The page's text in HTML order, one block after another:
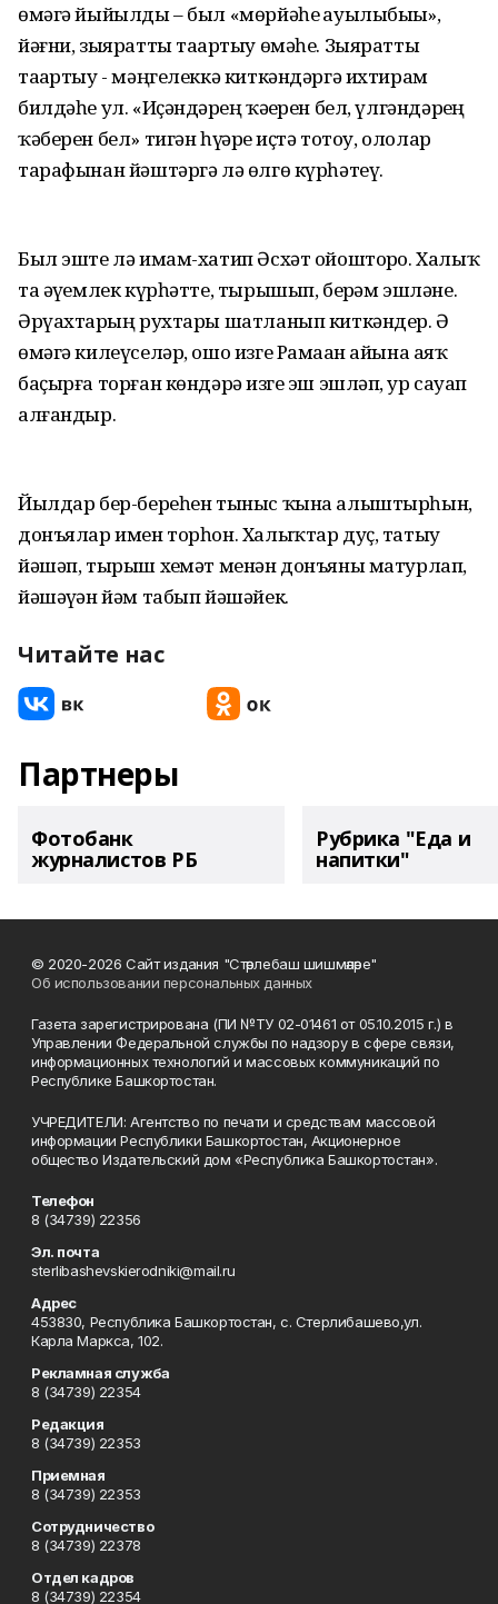
өмәгә йыйылды – был «мөрйәһеҙ ауылыбыҙҙы»,
йәғни, зыяратты таҙартыу өмәһе. Зыяратты
таҙартыу - мәңгелеккә киткәндәргә ихтирам
билдәһе ул. «Иҫәндәрҙең ҡәҙерен бел, үлгәндәрҙең
ҡәберен бел» тигән һүҙҙәрҙе иҫтә тотоу, ололар
тарафынан йәштәргә лә өлгө күрһәтеү.
Был эште лә имам-хатип Әсхәт ойошторҙо. Халыҡ
та әүҙемлек күрһәтте, тырышып, берҙәм эшләне.
Әрүахтарҙың рухтары шатланып киткәндер. Ә
өмәгә килеүселәр, ошо изге Рамаҙан айына аяҡ
баҫырға торған көндәрҙә изге эш эшләп, ҙур сауап
алғандыр.
Йылдар бер-береһен тыныс ҡына алыштырһын,
донъялар имен торһон. Халыҡтар дуҫ, татыу
йәшәп, тырыш хеҙмәт менән донъяны матурлап,
йәшәүҙән йәм табып йәшәйек.
Читайте нас
Партнеры
Фотобанк
журналистов РБ
Рубрика "Еда и
напитки"
© 2020-2026 Сайт издания "Стәрлебаш шишмәләре"
Об использовании персональных данных
Газета зарегистрирована (ПИ №ТУ 02-01461 от 05.10.2015 г.) в
Управлении Федеральной службы по надзору в сфере связи,
информационных технологий и массовых коммуникаций по
Республике Башкортостан.
УЧРЕДИТЕЛИ: Агентство по печати и средствам массовой
информации Республики Башкортостан, Акционерное
общество Издательский дом «Республика Башкортостан».
Телефон
8 (34739) 22356
Эл. почта
sterlibashevskierodniki@mail.ru
Адрес
453830, Республика Башкортостан, c. Стерлибашево,ул.
Карла Маркса, 102.
Рекламная служба
8 (34739) 22354
Редакция
8 (34739) 22353
Приемная
8 (34739) 22353
Сотрудничество
8 (34739) 22378
Отдел кадров
8 (34739) 22354